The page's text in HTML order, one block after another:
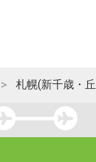
札幌(新千歳・